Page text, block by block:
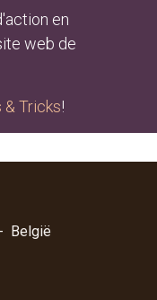
en
web de​
& Tricks!
België